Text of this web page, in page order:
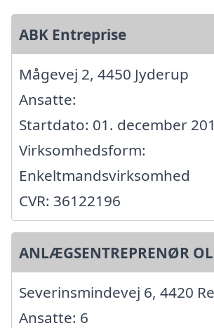
ABK Entreprise
Mågevej 2, 4450 Jyderup
Ansatte:
Startdato: 01. december
Virksomhedsform:
Enkeltmandsvirksomhed
CVR: 36122196
ANLÆGSENTREPRENØR
Severinsmindevej 6, 4420
Ansatte: 6